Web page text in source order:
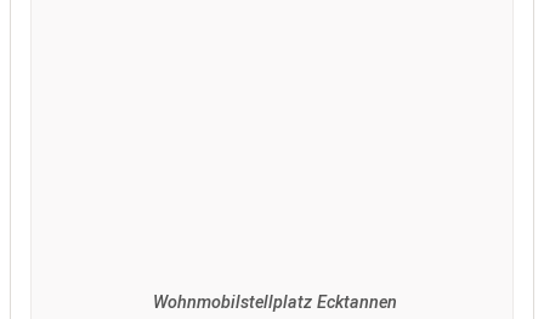
Wohnmobilstellplatz Ecktannen